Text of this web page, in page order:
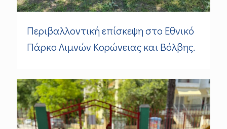
Περιβαλλοντική επίσκεψη στο Εθνικό
Πάρκο Λιμνών Κορώνειας και Βόλβης.